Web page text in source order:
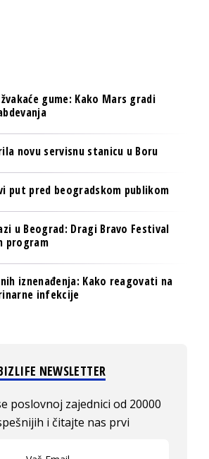
gume: Kako Mars gradi
novu servisnu stanicu u Boru
put pred beogradskom publikom
u Beograd: Dragi Bravo Festival
program
iznenađenja: Kako reagovati na
infekcije
NEWSLETTER
poslovnoj zajednici od 20000
i čitajte nas prvi